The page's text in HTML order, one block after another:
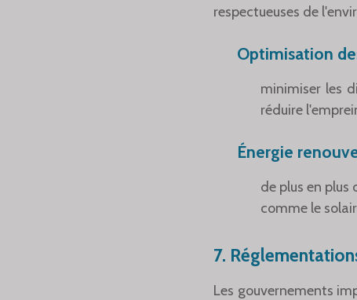
respectueuses de
Optimisation
minimiser les
réduire
Énergie
de plus en plus
comme le
7.
Les gouvernements